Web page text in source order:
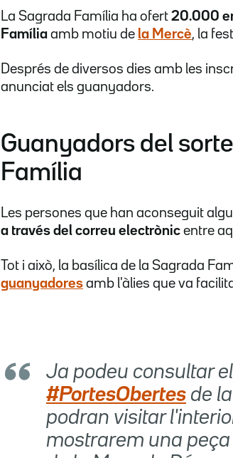
La Sagrada Família ha ofert 20.000
Família amb motiu de la Mercè, la
Després de diversos dies amb les
anunciat els guanyadors.
Guanyadors del
Família
Les persones que han aconseguit
a través del correu electrònic entre
Tot i això, la basílica de la Sagrada
guanyadores amb l'àlies que va
Ja podeu consultar
#PortesObertes de
podran visitar
mostrarem una